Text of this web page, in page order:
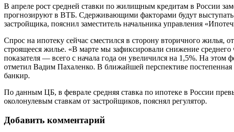
В апреле рост средней ставки по жилищным кредитам в России
прогнозируют в ВТБ. Сдерживающими факторами будут выступать
застройщика, пояснил заместитель начальника управления
Спрос на ипотеку сейчас сместился в сторону вторичного
строящееся жилье. «В марте мы зафиксировали снижение
показателя — всего с начала года он увеличился на 1,5%. На
отметил Вадим Пахаленко. В ближайшей перспективе
банкир.
По данным ЦБ, в феврале средняя ставка по ипотеке в России
околонулевым ставкам от застройщиков, пояснял регулятор.
Добавить комментарий